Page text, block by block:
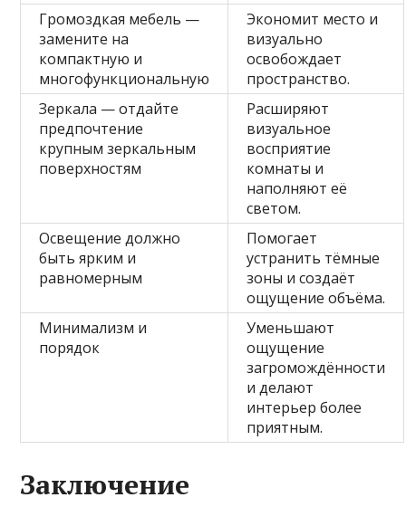
Громоздкая мебель —
замените на
компактную и
многофункциональную
Экономит место и
визуально
освобождает
пространство.
Зеркала — отдайте
предпочтение
крупным зеркальным
поверхностям
Расширяют
визуальное
восприятие
комнаты и
наполняют её
светом.
Освещение должно
быть ярким и
равномерным
Помогает
устранить тёмные
зоны и создаёт
ощущение объёма.
Минимализм и
порядок
Уменьшают
ощущение
загромождённости
и делают
интерьер более
приятным.
Заключение